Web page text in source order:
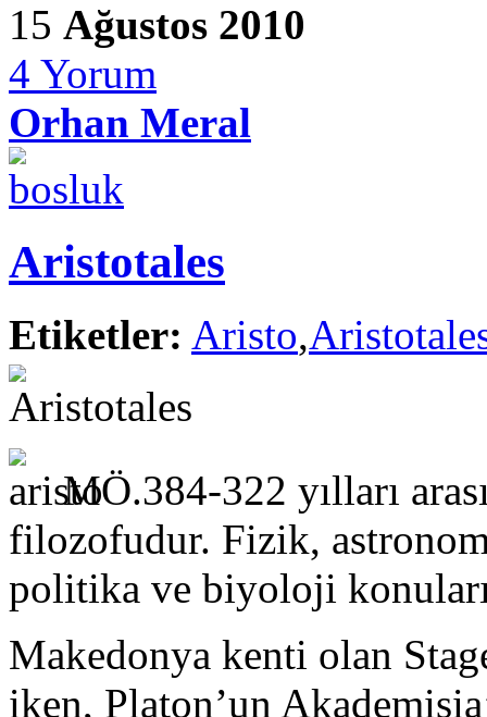
15 Ağustos 2010
4 Yorum
Orhan Meral
Aristotales
Etiketler: Aristo,
MÖ.384-322 yılları
filozofudur. Fizik,
politika ve biyoloji
Makedonya kenti olan
iken, Platon’un